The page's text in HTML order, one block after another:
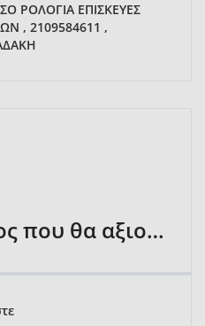
ΡΟΛΟΓΙΑ ΕΠΙΣΚΕΥΕΣ
, 2109584611 ,
Γίνετε ο πρώτος που θα αξιολογήσει